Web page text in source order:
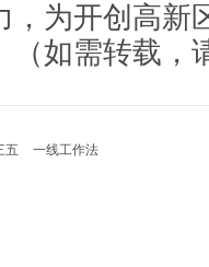
，为开创高新
（如需转载，
五 一线工作法